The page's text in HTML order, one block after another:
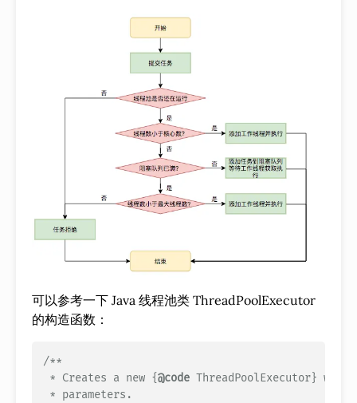
可以参考一下 Java 线程池类 ThreadPoolExecutor
的构造函数：
/**
* Creates a new {@code ThreadPoolExecutor}
* parameters.